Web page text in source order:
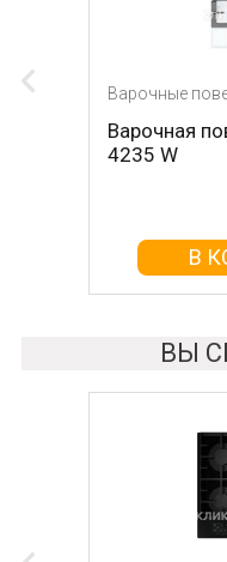
Варочные
Варочная
4235 W
В
Варочные
Варочная
В
ВЫ